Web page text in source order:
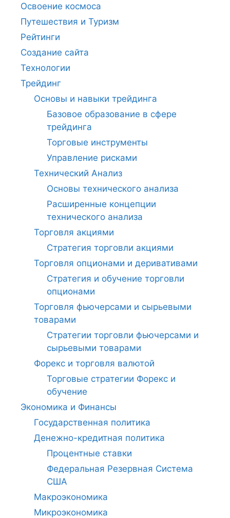
Освоение космоса
Путешествия и Туризм
Рейтинги
Создание сайта
Технологии
Трейдинг
Основы и навыки трейдинга
Базовое образование в сфере
трейдинга
Торговые инструменты
Управление рисками
Технический Анализ
Основы технического анализа
Расширенные концепции
технического анализа
Торговля акциями
Стратегия торговли акциями
Торговля опционами и деривативами
Стратегия и обучение торговли
опционами
Торговля фьючерсами и сырьевыми
товарами
Стратегии торговли фьючерсами и
сырьевыми товарами
Форекс и торговля валютой
Торговые стратегии Форекс и
обучение
Экономика и Финансы
Государственная политика
Денежно-кредитная политика
Процентные ставки
Федеральная Резервная Система
США
Макроэкономика
Микроэкономика